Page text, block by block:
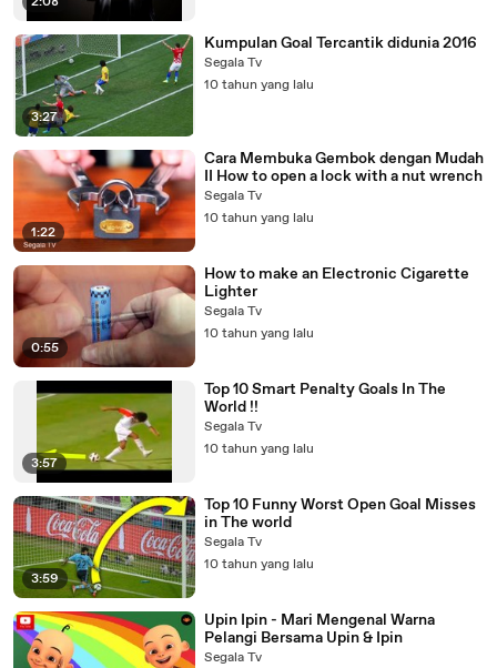
3:27
Kumpulan Goal Tercantik didunia 2016
Segala Tv
10 tahun yang lalu
1:22
Cara Membuka Gembok dengan Mudah
II How to open a lock with a nut wrench
Segala Tv
10 tahun yang lalu
0:55
How to make an Electronic Cigarette
Lighter
Segala Tv
10 tahun yang lalu
3:57
Top 10 Smart Penalty Goals In The
World !!
Segala Tv
10 tahun yang lalu
3:59
Top 10 Funny Worst Open Goal Misses
in The world
Segala Tv
10 tahun yang lalu
Upin Ipin - Mari Mengenal Warna
Pelangi Bersama Upin & Ipin
Segala Tv